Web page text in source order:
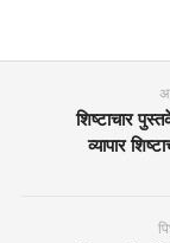
शिष्टाचार
व्यापार